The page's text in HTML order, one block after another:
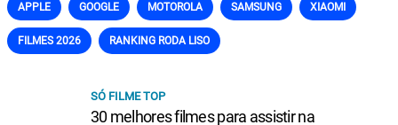
APPLE GOOGLE MOTOROLA SAMSUNG XIAOMI
FILMES 2026 RANKING RODA LISO
SÓ FILME TOP
30 melhores filmes para assistir na